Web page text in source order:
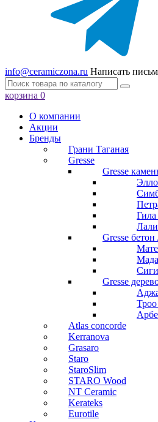
info@ceramiczona.ru Написать
корзина 0
О компании
Акции
Бренды
Грани Таганая
Gresse
Gresse
Gresse бетон
Gresse
Atlas concorde
Kerranova
Grasaro
Staro
StaroSlim
STARO Wood
NT Ceramic
Kerateks
Eurotile